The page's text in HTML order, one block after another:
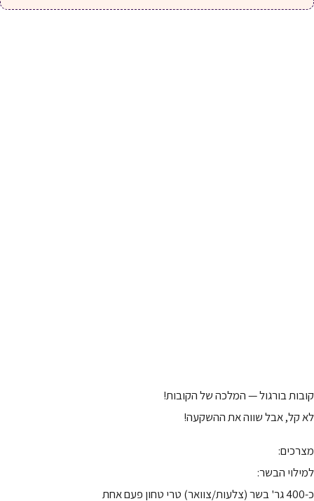
קובות בורגול — המלכה של הקובות!
לא קל, אבל שווה את ההשקעה!
מצרכים:
למילוי הבשר:
כ-400 גר' בשר (צלעות/צוואר) טרי טחון פעם אחת